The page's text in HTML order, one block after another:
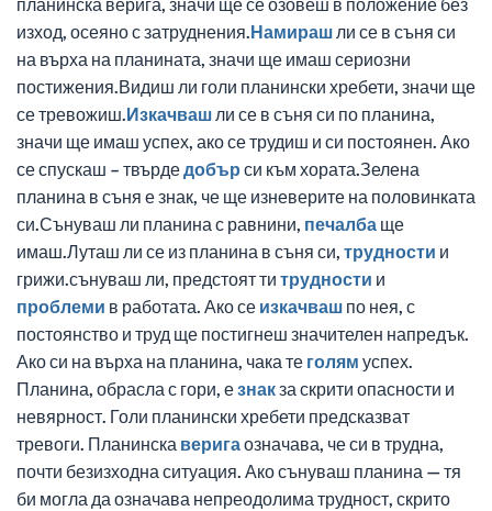
планинска верига, значи ще се озовеш в положение без
изход, осеяно с затруднения.Намираш ли се в съня си
на върха на планината, значи ще имаш сериозни
постижения.Видиш ли голи планински хребети, значи ще
се тревожиш.Изкачваш ли се в съня си по планина,
значи ще имаш успех, ако се трудиш и си постоянен. Ако
се спускаш – твърдедобър си към хората.Зелена
планина в съня е знак, че ще изневерите на половинката
си.Сънуваш ли планина с равнини, печалба ще
имаш.Луташ ли се из планина в съня си, трудности и
грижи.сънуваш ли, предстоят ти трудности и
проблеми в работата. Ако се изкачваш по нея, с
постоянство и труд ще постигнеш значителен напредък.
Ако си на върха на планина, чака те голям успех.
Планина, обрасла с гори, езнакза скрити опасности и
невярност. Голи планински хребети предсказват
тревоги. Планинска веригаозначава, че си в трудна,
почти безизходна ситуация. Ако сънуваш планина — тя
би могла да означава непреодолима трудност, скрито